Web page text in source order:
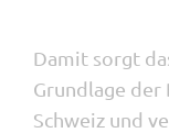
Damit sorgt
Grundlage der
Schweiz und